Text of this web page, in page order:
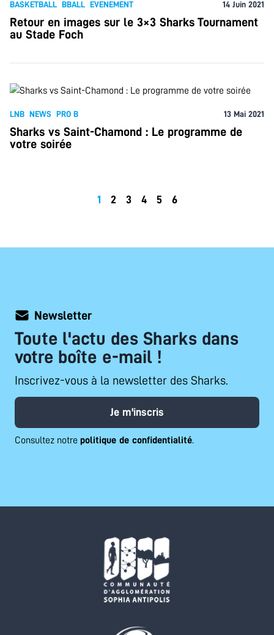
BASKETBALL BBALL EVENEMENT 14 Juin 2021
Retour en images sur le 3×3 Sharks Tournament
au Stade Foch
LNB NEWS PRO B 13 Mai 2021
Sharks vs Saint-Chamond : Le programme de
votre soirée
1 2 3 4 5 6
Newsletter
Toute l'actu des Sharks dans
votre boîte e-mail !
Inscrivez-vous à la newsletter des Sharks.
Je m'inscris
Consultez notre politique de confidentialité.